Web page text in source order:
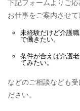
下記フォームよりご
お仕事をご案内させて
未経験だけど介護職
で働きたい。
条件が合えば介護
てみたい。
などのご相談なども
ださい。